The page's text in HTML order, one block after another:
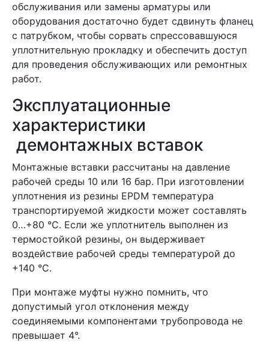
обслуживания или замены арматуры или
оборудования достаточно будет сдвинуть фланец
с патрубком, чтобы сорвать спрессовавшуюся
уплотнительную прокладку и обеспечить доступ
для проведения обслуживающих или ремонтных
работ.
Эксплуатационные
характеристики
демонтажных вставок
Монтажные вставки рассчитаны на давление
рабочей среды 10 или 16 бар. При изготовлении
уплотнения из резины EPDM температура
транспортируемой жидкости может составлять
0…+80 °C. Если же уплотнитель выполнен из
термостойкой резины, он выдерживает
воздействие рабочей среды температурой до
+140 °C.
При монтаже муфты нужно помнить, что
допустимый угол отклонения между
соединяемыми компонентами трубопровода не
превышает 4°.